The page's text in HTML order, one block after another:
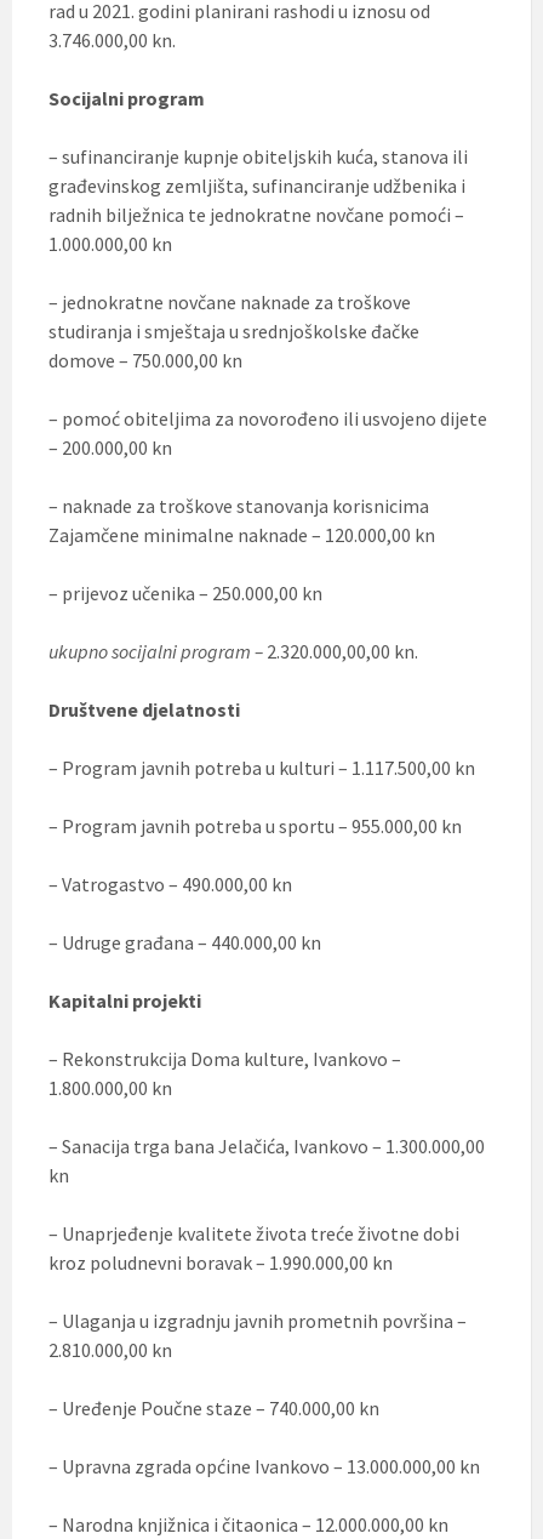
rad u 2021. godini planirani rashodi u iznosu od
3.746.000,00 kn.
Socijalni program
– sufinanciranje kupnje obiteljskih kuća, stanova ili
građevinskog zemljišta, sufinanciranje udžbenika i
radnih bilježnica te jednokratne novčane pomoći –
1.000.000,00 kn
– jednokratne novčane naknade za troškove
studiranja i smještaja u srednjoškolske đačke
domove – 750.000,00 kn
– pomoć obiteljima za novorođeno ili usvojeno dijete
– 200.000,00 kn
– naknade za troškove stanovanja korisnicima
Zajamčene minimalne naknade – 120.000,00 kn
– prijevoz učenika – 250.000,00 kn
ukupno socijalni program – 2.320.000,00,00 kn.
Društvene djelatnosti
– Program javnih potreba u kulturi – 1.117.500,00 kn
– Program javnih potreba u sportu – 955.000,00 kn
– Vatrogastvo – 490.000,00 kn
– Udruge građana – 440.000,00 kn
Kapitalni projekti
– Rekonstrukcija Doma kulture, Ivankovo –
1.800.000,00 kn
– Sanacija trga bana Jelačića, Ivankovo – 1.300.000,00
kn
– Unaprjeđenje kvalitete života treće životne dobi
kroz poludnevni boravak – 1.990.000,00 kn
– Ulaganja u izgradnju javnih prometnih površina –
2.810.000,00 kn
– Uređenje Poučne staze – 740.000,00 kn
– Upravna zgrada općine Ivankovo – 13.000.000,00 kn
– Narodna knjižnica i čitaonica – 12.000.000,00 kn